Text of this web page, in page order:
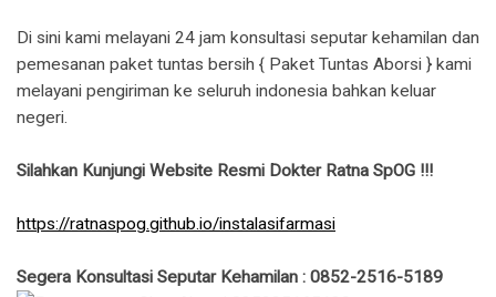
Di sini kami melayani 24 jam konsultasi seputar kehamilan dan
pemesanan paket tuntas bersih { Paket Tuntas Aborsi } kami
melayani pengiriman ke seluruh indonesia bahkan keluar
negeri.
Silahkan Kunjungi Website Resmi Dokter Ratna SpOG !!!
https://ratnaspog.github.io/instalasifarmasi
Segera Konsultasi Seputar Kehamilan : 0852-2516-5189